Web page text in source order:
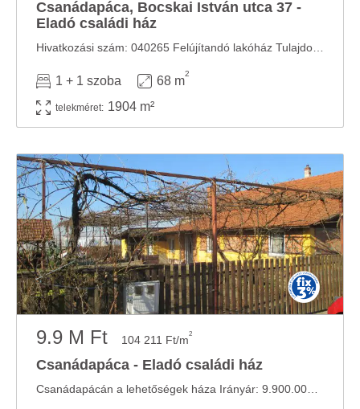
Csanádapáca, Bocskai István utca 37 -
Eladó családi ház
1 + 1 szoba 68 m
2
telekméret: 1904 m²
9.9 M Ft 104 211 Ft/m2
Csanádapáca - Eladó családi ház